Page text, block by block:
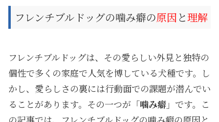
フレンチブルドッグの噛み癖の原因 と理解
フレンチブルドッグは、その愛らしい外見と独特の
個性で多くの家庭で人気を博している犬種です。し
かし、愛らしさの裏には行動面での課題が潜んでい
ることがあります。その一つが「噛み癖」です。こ